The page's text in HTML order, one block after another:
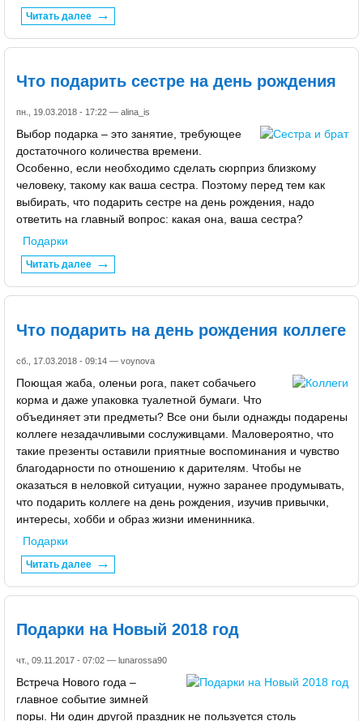
Читать далее
Что подарить сестре на день рождения
пн., 19.03.2018 - 17:22 — alina_is
Выбор подарка – это занятие, требующее
достаточного количества времени.
Особенно, если необходимо сделать сюрприз близкому
человеку, такому как ваша сестра. Поэтому перед тем как
выбирать, что подарить сестре на день рождения, надо
ответить на главный вопрос: какая она, ваша сестра?
Подарки
Читать далее
Что подарить на день рождения коллеге
сб., 17.03.2018 - 09:14 — voynova
Поющая жаба, оленьи рога, пакет собачьего
корма и даже упаковка туалетной бумаги. Что
объединяет эти предметы? Все они были однажды подарены
коллеге незадачливыми сослуживцами. Маловероятно, что
такие презенты оставили приятные воспоминания и чувство
благодарности по отношению к дарителям. Чтобы не
оказаться в неловкой ситуации, нужно заранее продумывать,
что подарить коллеге на день рождения, изучив привычки,
интересы, хобби и образ жизни именинника.
Подарки
Читать далее
Подарки на Новый 2018 год
чт., 09.11.2017 - 07:02 — lunarossa90
Встреча Нового года –
главное событие зимней
поры. Ни один другой праздник не пользуется столь